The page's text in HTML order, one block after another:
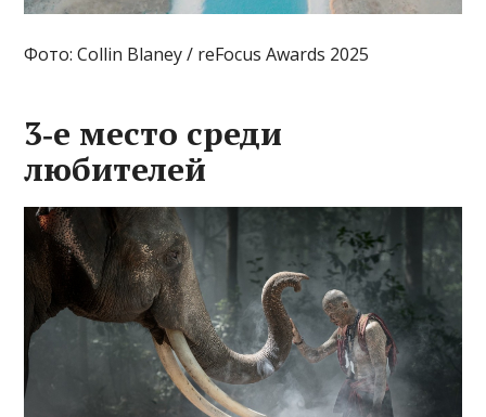
Фото: Collin Blaney / reFocus Awards 2025
3‑е место среди
любителей